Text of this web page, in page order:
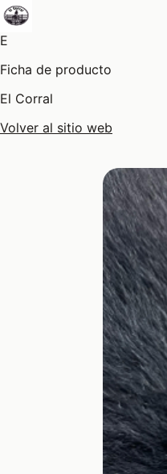
E
Ficha de producto
El Corral
Volver al sitio web